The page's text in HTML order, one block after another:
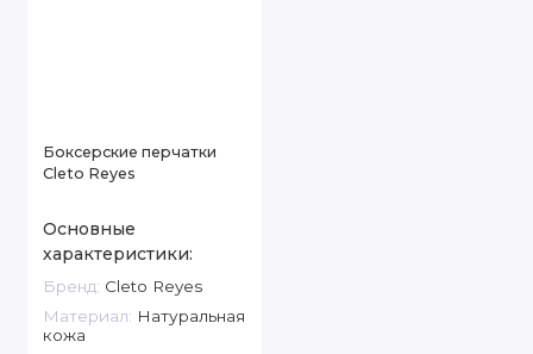
Боксерские перчатки
Cleto Reyes
Основные
характеристики:
Бренд: Cleto Reyes
Материал: Натуральная
кожа